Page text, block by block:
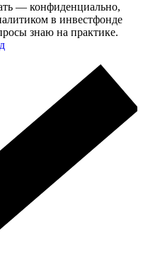
— конфиденциально,
в инвестфонде
знаю на практике.